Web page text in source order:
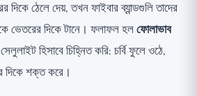
দিকে ঠেলে দেয়, তখন ফাইবার ব্যান্ডগুলি তাদের
ভেতরের দিকে টানে। ফলাফল হলফোলাভাব
হিসাবে চিহ্নিত করি: চর্বি ফুলে ওঠে,
দিকে শক্ত করে।